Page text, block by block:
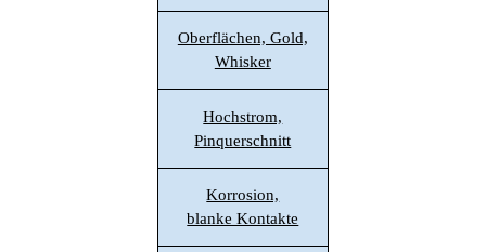
Oberflächen, Gold,
Whisker
Hochstrom,
Pinquerschnitt
Korrosion,
blanke Kontakte